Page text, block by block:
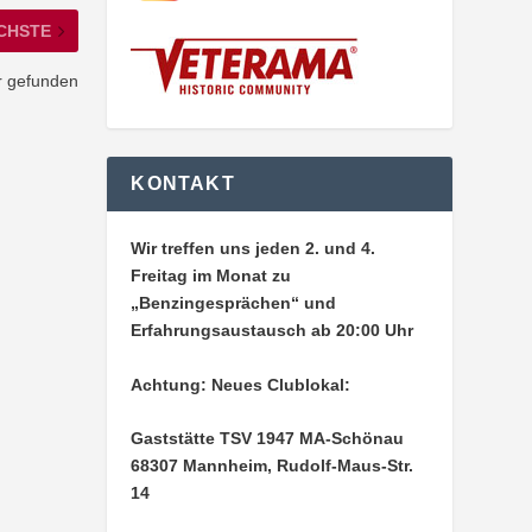
gefunden
KONTAKT
Wir treffen uns jeden 2. und 4.
Freitag im Monat zu
„Benzingesprächen“ und
Erfahrungsaustausch ab 20:00 Uhr
Achtung: Neues Clublokal:
Gaststätte TSV 1947 MA-Schönau
68307 Mannheim, Rudolf-Maus-Str.
14